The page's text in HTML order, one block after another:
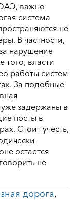
важно
система
не
В частности,
нарушение
власти
работы систем
За подобные
уже задержаны в
посты в
Стоит учесть,
остается
не
дорога,